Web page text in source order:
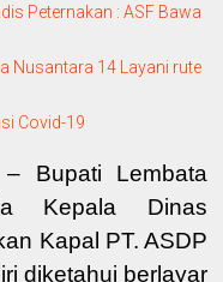
Peternakan : ASF Bawa
Nusantara 14 Layani rute
Covid-19
– Bupati Lembata
Kepala Dinas
Kapal PT. ASDP
diketahui berlayar